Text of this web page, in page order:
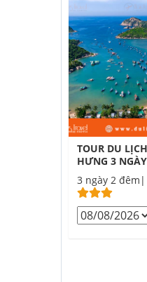
TOUR DU
HƯNG 3
3 ngày 2